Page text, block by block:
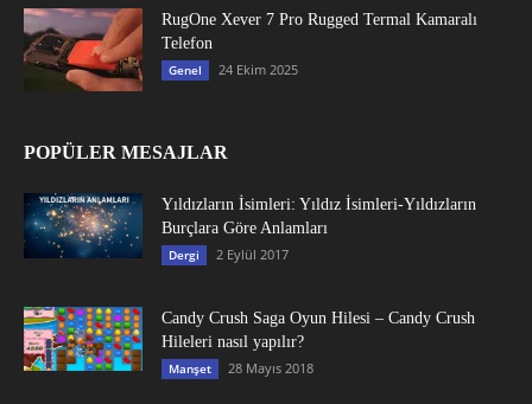
RugOne Xever 7 Pro Rugged Termal Kamaralı
Telefon
Genel 24 Ekim 2025
POPÜLER MESAJLAR
Yıldızların İsimleri: Yıldız İsimleri-Yıldızların
Burçlara Göre Anlamları
Dergi 2 Eylül 2017
Candy Crush Saga Oyun Hilesi – Candy Crush
Hileleri nasıl yapılır?
Manşet 28 Mayıs 2018